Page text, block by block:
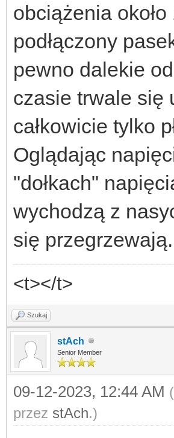
obciążenia
podłączony
pewno dalekie
czasie trwale się
całkowicie tylko
Oglądając
"dołkach"
wychodzą z
się przegrzewają.
<t></t>
Szukaj
stAch
Senior Member
09-12-2023, 12:44 AM
przez stAch.)